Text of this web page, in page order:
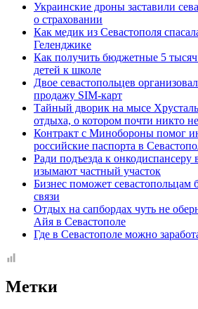
Украинские дроны заставили
о страховании
Как медик из Севастополя
Геленджике
Как получить бюджетные 5
детей к школе
Двое севастопольцев
продажу SIM-карт
Тайный дворик на мысе
отдыха, о котором почти никто
Контракт с Минобороны помог
российские паспорта в
Ради подъезда к онкодиспансеру
изымают частный участок
Бизнес поможет севастопольцам
связи
Отдых на сапбордах чуть не
Айя в Севастополе
Где в Севастополе можно
Метки